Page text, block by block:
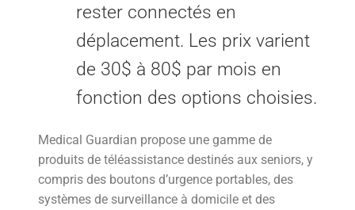
rester connectés en
déplacement. Les prix varient
de 30$ à 80$ par mois en
fonction des options choisies.
Medical Guardian propose une gamme de
produits de téléassistance destinés aux seniors, y
compris des boutons d’urgence portables, des
systèmes de surveillance à domicile et des